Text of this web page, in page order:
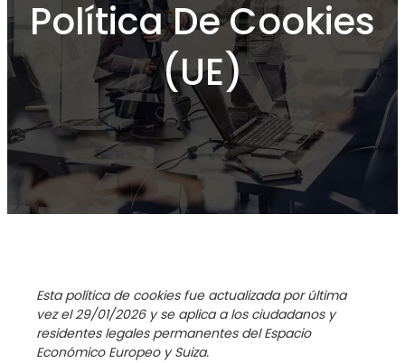
Política De Cookies
(UE)
Esta política de cookies fue actualizada por última
vez el 29/01/2026 y se aplica a los ciudadanos y
residentes legales permanentes del Espacio
Económico Europeo y Suiza.